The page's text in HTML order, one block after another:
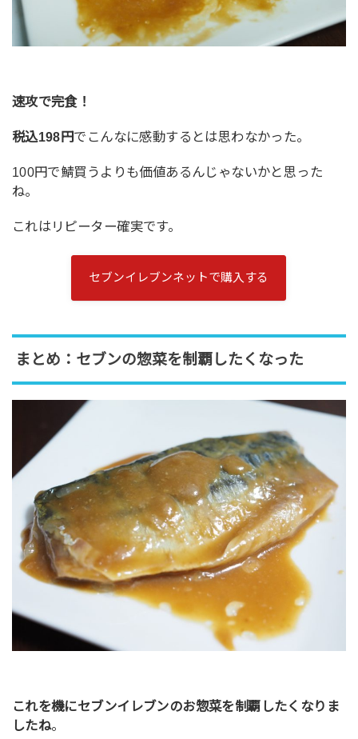
速攻で完食！
税込198円でこんなに感動するとは思わなかった。
100円で鯖買うよりも価値あるんじゃないかと思った
ね。
これはリピーター確実です。
セブンイレブンネットで購入する
まとめ：セブンの惣菜を制覇したくなった
これを機にセブンイレブンのお惣菜を制覇したくなりま
したね。